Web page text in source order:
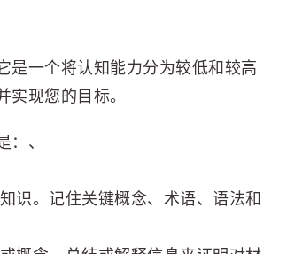
是一个将认知能力分为较低和较高
现您的目标。
、
识。记住关键概念、术语、语法和